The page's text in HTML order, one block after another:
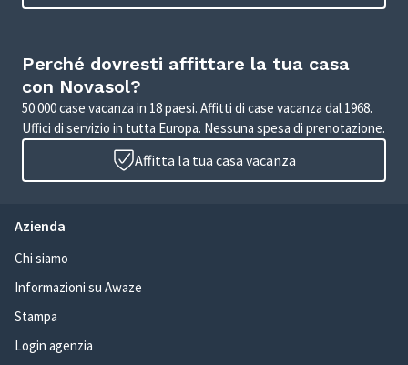
Perché dovresti affittare la tua casa
con Novasol?
50.000 case vacanza in 18 paesi. Affitti di case vacanza dal 1968.
Uffici di servizio in tutta Europa. Nessuna spesa di prenotazione.
Affitta la tua casa vacanza
Azienda
Chi siamo
Informazioni su Awaze
Stampa
Login agenzia